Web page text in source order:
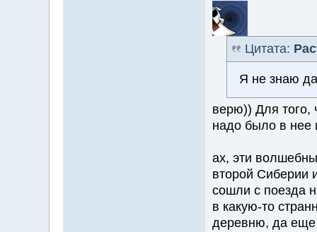
Цитата:
Я не знаю
верю)) Для того,
надо было в нее
ах, эти
второй Сиберии
сошли с поезда
в какую-то
деревню, да еще